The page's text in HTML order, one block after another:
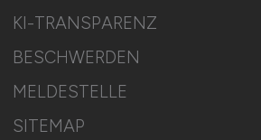
KI-TRANSPARENZ
BESCHWERDEN
MELDESTELLE
SITEMAP